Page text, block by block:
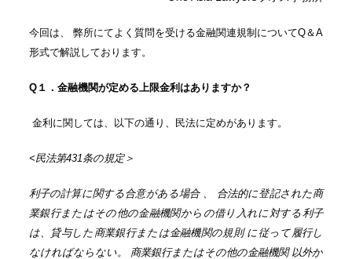
今回は、 弊所にてよく質問を受ける金融関連規制についてQ＆A
形式で解説しております。
Q１．金融機関が定める上限金利はありますか？
金利に関しては、以下の通り、民法に定めがあります。
<民法第431条の規定＞
利子の計算に関する合意がある場合 、 合法的に登記された商
業銀行またはその他の金融機関からの借り入れに対する利子
は、貸与した商業銀行または金融機関の規則 に従って履行し
なければならない。 商業銀行またはその他の金融機関 以外か